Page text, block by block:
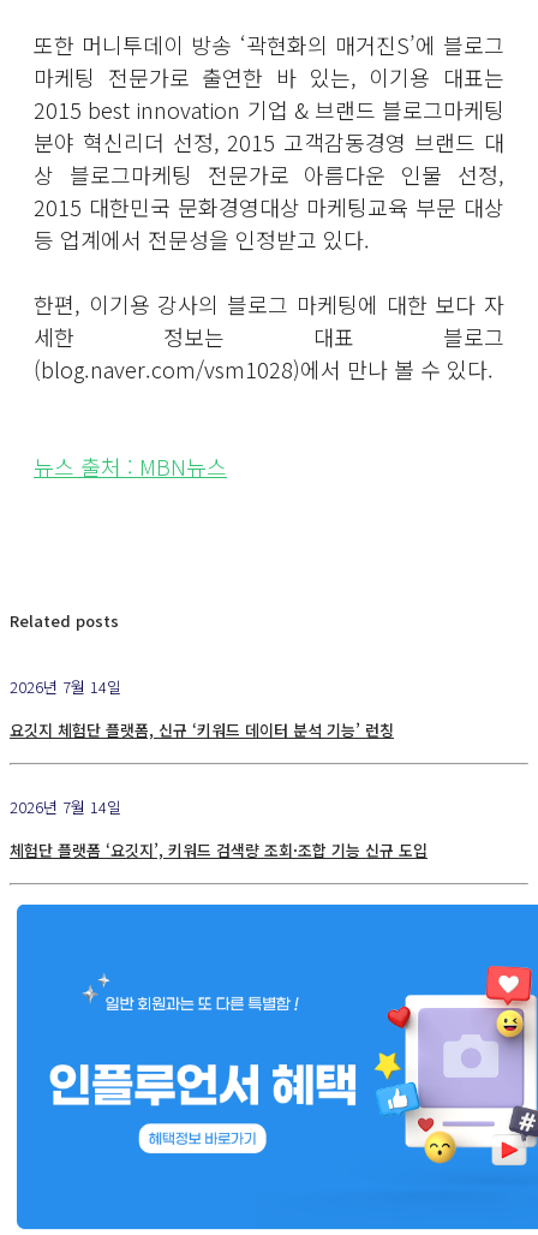
또한 머니투데이 방송 ‘곽현화의 매거진S’에 블로그
마케팅 전문가로 출연한 바 있는, 이기용 대표는
2015 best innovation 기업 & 브랜드 블로그마케팅
분야 혁신리더 선정, 2015 고객감동경영 브랜드 대
상 블로그마케팅 전문가로 아름다운 인물 선정,
2015 대한민국 문화경영대상 마케팅교육 부문 대상
등 업계에서 전문성을 인정받고 있다.
한편, 이기용 강사의 블로그 마케팅에 대한 보다 자
세한 정보는 대표 블로그
(blog.naver.com/vsm1028)에서 만나 볼 수 있다.
뉴스 출처 : MBN뉴스
Related posts
2026년 7월 14일
요깃지 체험단 플랫폼, 신규 ‘키워드 데이터 분석 기능’ 런칭
2026년 7월 14일
체험단 플랫폼 ‘요깃지’, 키워드 검색량 조회·조합 기능 신규 도입